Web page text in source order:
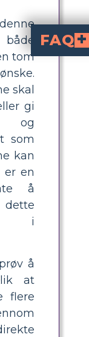
tom
skal
gi
og
som
kan
er en
å
i
å
at
flere
FAQ